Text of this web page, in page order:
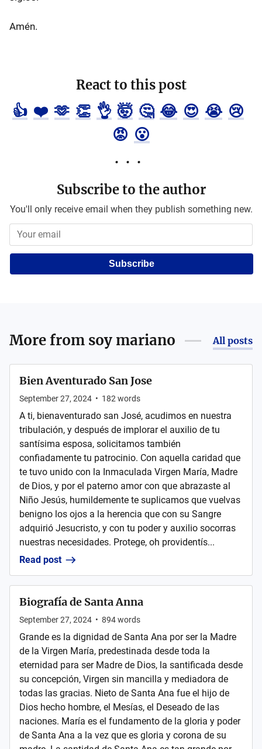
Amén.
React to this post
👍 ❤️ 🫶 👏 👌 🤯 🤔 😂 😍 😭 😢
😡 😮
Subscribe to the author
You'll only receive email when they publish something new.
Subscribe
More from soy mariano All posts
Bien Aventurado San Jose
September 27, 2024 • 182 words
A ti, bienaventurado san José, acudimos en nuestra
tribulación, y después de implorar el auxilio de tu
santísima esposa, solicitamos también
confiadamente tu patrocinio. Con aquella caridad que
te tuvo unido con la Inmaculada Virgen María, Madre
de Dios, y por el paterno amor con que abrazaste al
Niño Jesús, humildemente te suplicamos que vuelvas
benigno los ojos a la herencia que con su Sangre
adquirió Jesucristo, y con tu poder y auxilio socorras
nuestras necesidades. Protege, oh providentís...
Read post
Biografía de Santa Anna
September 27, 2024 • 894words
Grande es la dignidad de Santa Ana por ser la Madre
de la Virgen María, predestinada desde toda la
eternidad para ser Madre de Dios, la santificada desde
su concepción, Virgen sin mancilla y mediadora de
todas las gracias. Nieto de Santa Ana fue el hijo de
Dios hecho hombre, el Mesías, el Deseado de las
naciones. María es el fundamento de la gloria y poder
de Santa Ana a la vez que es gloria y corona de su